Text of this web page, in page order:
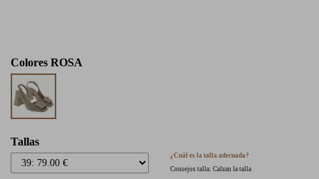
Colores ROSA
Tallas
¿Cuál es la talla adecuada?
Consejos talla: Calzan la talla